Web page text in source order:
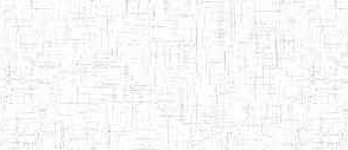
25/06/2014 ENIEG
06/01/2014 ENIET